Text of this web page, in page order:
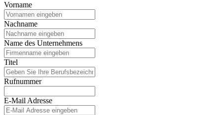
Vorname
Nachname
Name des Unternehmens
Titel
Rufnummer
E-Mail Adresse